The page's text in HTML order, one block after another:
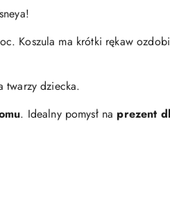
Koszula ma krótki rękaw
twarzy dziecka.
. Idealny pomysł na prezent